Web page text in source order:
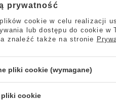
prywatność
cookie w celu realizacji
lub dostępu do cookie
znaleźć także na stronie
pliki cookie (wymagane)
cookie